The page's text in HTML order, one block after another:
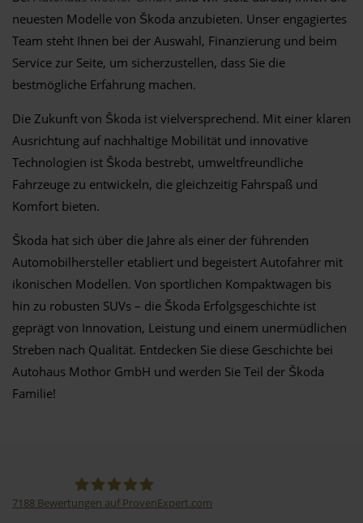
neuesten Modelle von Škoda anzubieten. Unser engagiertes
Team steht Ihnen bei der Auswahl, Finanzierung und beim
Service zur Seite, um sicherzustellen, dass Sie die
bestmögliche Erfahrung machen.
Die Zukunft von Škoda ist vielversprechend. Mit einer klaren
Ausrichtung auf nachhaltige Mobilität und innovative
Technologien ist Škoda bestrebt, umweltfreundliche
Fahrzeuge zu entwickeln, die gleichzeitig Fahrspaß und
Komfort bieten.
Škoda hat sich über die Jahre als einer der führenden
Automobilhersteller etabliert und begeistert Autofahrer mit
ikonischen Modellen. Von sportlichen Kompaktwagen bis
hin zu robusten SUVs – die Škoda Erfolgsgeschichte ist
geprägt von Innovation, Leistung und einem unermüdlichen
Streben nach Qualität. Entdecken Sie diese Geschichte bei
Autohaus Mothor GmbH und werden Sie Teil der Škoda
Familie!
7188 Bewertungen auf ProvenExpert.com